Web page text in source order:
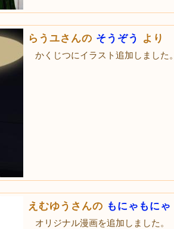
らうユさんの そうぞう より
かくじつにイラスト追加しました。
えむゆうさんの もにゃもにゃ
オリジナル漫画を追加しました。